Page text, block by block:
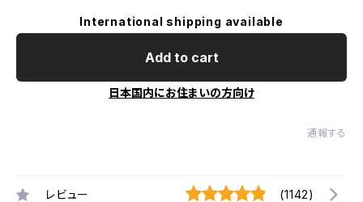
International shipping available
Add to cart
日本国内にお住まいの方向け
通報する
レビュー (1142)